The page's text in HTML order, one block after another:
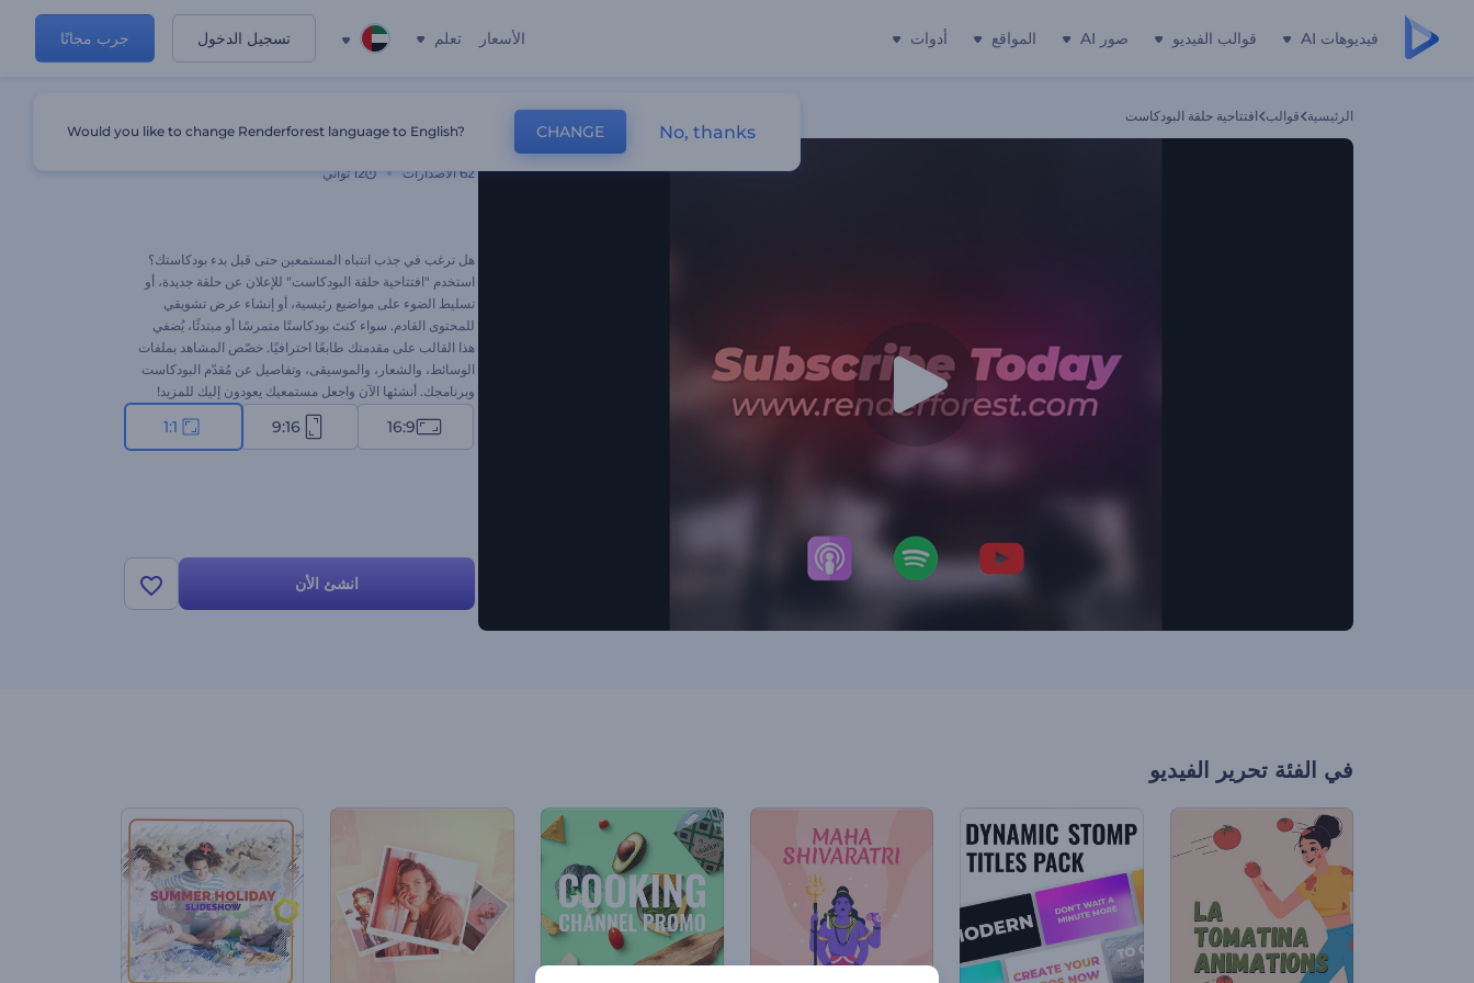
فيديوهات AI قوالب الفيديو صور AI المواقع أدوات الأسعار تعلم تسجيل الدخول جرب مجانًا
الرئيسية قوالب افتتاحية حلقة البودكاست
62 الاصدارات 12 ثواني
هل ترغب في جذب انتباه المستمعين حتى قبل بدء بودكاستك؟
استخدم "افتتاحية حلقة البودكاست" للإعلان عن حلقة جديدة، أو
تسليط الضوء على مواضيع رئيسية، أو إنشاء عرض تشويقي
للمحتوى القادم. سواء كنتَ بودكاستًا متمرسًا أو مبتدئًا، يُضفي
هذا القالب على مقدمتك طابعًا احترافيًا. خصّص المشاهد بملفات
الوسائط، والشعار، والموسيقى، وتفاصيل عن مُقدّم البودكاست
وبرنامجك. أنشئها الآن واجعل مستمعيك يعودون إليك للمزيد!
16:9
9:16
1:1
انشئ الأن
في الفئة تحرير الفيديو
Would you like to change Renderforest language to English? CHANGE No, thanks